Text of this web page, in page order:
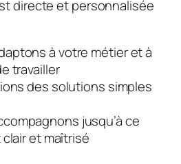
directe et personnalisée
à votre métier et à
travailler
des solutions simples
jusqu’à ce
et maîtrisé